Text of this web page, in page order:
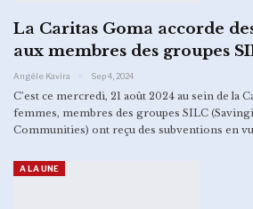
La Caritas Goma accorde
aux membres des groupes
Angèle Kavira Sep 4, 2024
C’est ce mercredi, 21 août 2024 au sein de la
femmes, membres des groupes SILC
Communities) ont reçu des subventions en
A LA UNE